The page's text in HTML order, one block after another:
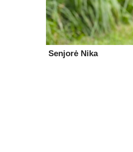
Senjorė Nika